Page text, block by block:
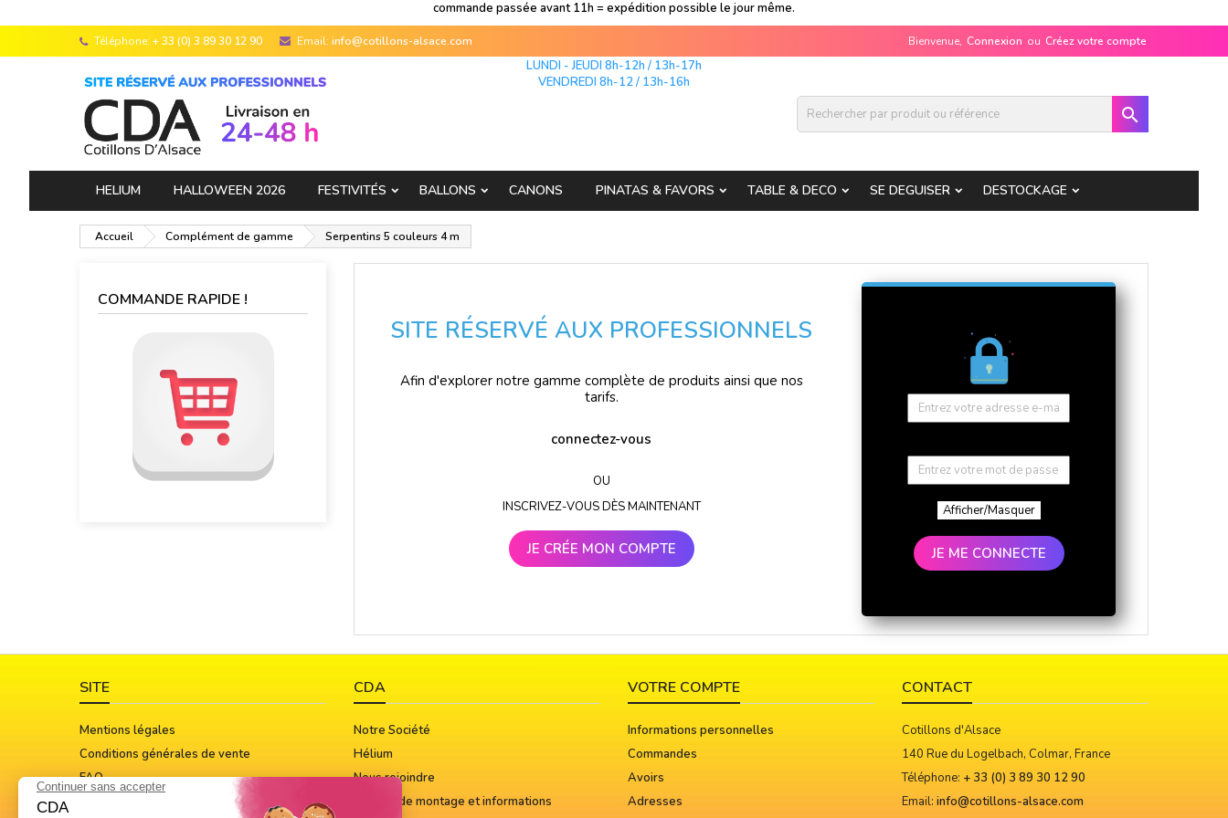
commande passée avant 11h = expédition possible le jour même.
Téléphone: + 33 (0) 3 89 30 12 90 Email: info@cotillons-alsace.com Bienvenue, Connexion ou Créez votre compte

LUNDI - JEUDI 8h-12h / 13h-17h
VENDREDI 8h-12 / 13h-16h
HELIUM HALLOWEEN 2026 FESTIVITÉS BALLONS CANONS PINATAS & FAVORS TABLE & DECO SE DEGUISER DESTOCKAGE
Accueil Complément de gamme Serpentins 5 couleurs 4 m
COMMANDE RAPIDE !
SITE RÉSERVÉ AUX PROFESSIONNELS
Afin d'explorer notre gamme complète de produits ainsi que nos
tarifs.
connectez-vous
OU
INSCRIVEZ-VOUS DÈS MAINTENANT
JE CRÉE MON COMPTE
Afficher/Masquer
JE ME CONNECTE
SITE
Mentions légales
Conditions générales de vente
FAQ
CDA
Notre Société
Hélium
Nous rejoindre
Notices de montage et informations
VOTRE COMPTE
Informations personnelles
Commandes
Avoirs
Adresses
CONTACT
Cotillons d'Alsace
140 Rue du Logelbach, Colmar, France
Téléphone: + 33 (0) 3 89 30 12 90
Email: info@cotillons-alsace.com